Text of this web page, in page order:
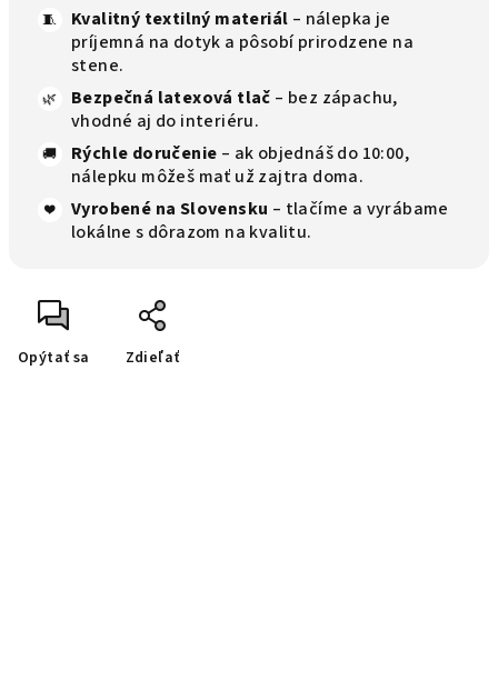
🧵 Kvalitný textilný materiál – nálepka je
príjemná na dotyk a pôsobí prirodzene na
stene.
🌿 Bezpečná latexová tlač – bez zápachu,
vhodné aj do interiéru.
🚚 Rýchle doručenie – ak objednáš do 10:00,
nálepku môžeš mať už zajtra doma.
❤️ Vyrobené na Slovensku – tlačíme a vyrábame
lokálne s dôrazom na kvalitu.
Opýtať sa Zdieľať